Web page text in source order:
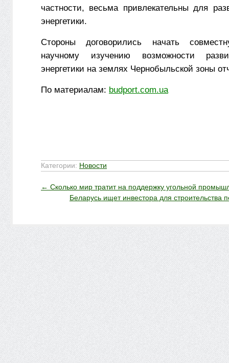
частности, весьма привлекательны для
энергетики.
Стороны договорились начать
научному изучению возможности
энергетики на землях Чернобыльской зоны
По материалам: budport.com.ua
Категории: Новости
← Сколько мир тратит на поддержку угольной
Беларусь ищет инвестора для строительства